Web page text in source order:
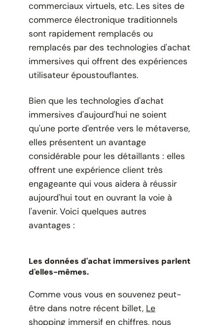
commerciaux virtuels, etc. Les sites de
commerce électronique traditionnels
sont rapidement remplacés ou
remplacés par des technologies d'achat
immersives qui offrent des expériences
utilisateur époustouflantes.
Bien que les technologies d'achat
immersives d'aujourd'hui ne soient
qu'une porte d'entrée vers le métaverse,
elles présentent un avantage
considérable pour les détaillants : elles
offrent une expérience client très
engageante qui vous aidera à réussir
aujourd'hui tout en ouvrant la voie à
l'avenir. Voici quelques autres
avantages :
Les données d'achat immersives parlent
d'elles-mêmes.
Comme vous vous en souvenez peut-
être dans notre récent billet, Le
shopping immersif en chiffres, nous